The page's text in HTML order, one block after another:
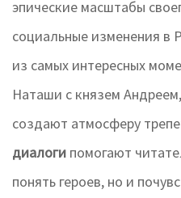
эпические масштабы
социальные изменения в
из самых интересных
Наташи с князем
создают атмосферу
диалоги помогают
понять героев, но и